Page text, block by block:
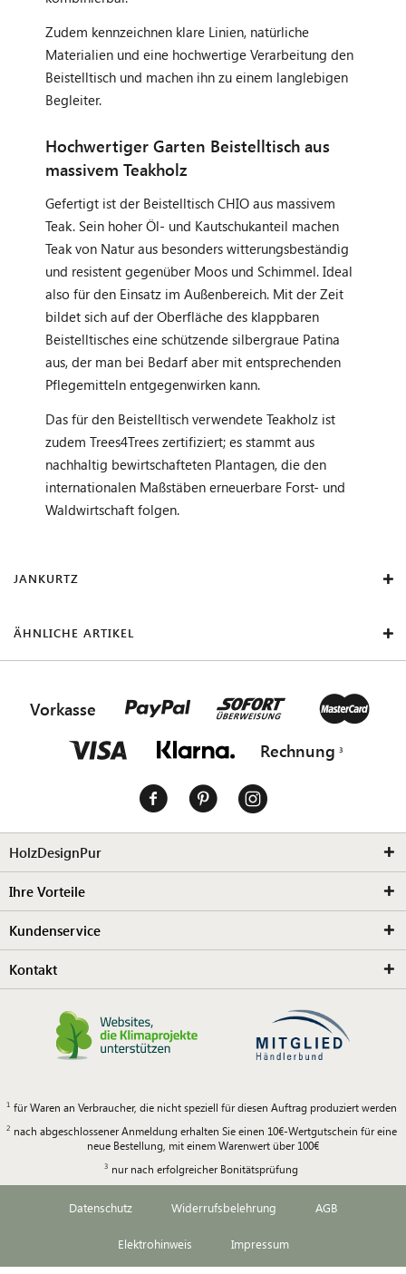
Zudem kennzeichnen klare Linien, natürliche
Materialien und eine hochwertige Verarbeitung den
Beistelltisch und machen ihn zu einem langlebigen
Begleiter.
Hochwertiger Garten Beistelltisch aus
massivem Teakholz
Gefertigt ist der Beistelltisch CHIO aus massivem
Teak. Sein hoher Öl- und Kautschukanteil machen
Teak von Natur aus besonders witterungsbeständig
und resistent gegenüber Moos und Schimmel. Ideal
also für den Einsatz im Außenbereich. Mit der Zeit
bildet sich auf der Oberfläche des klappbaren
Beistelltisches eine schützende silbergraue Patina
aus, der man bei Bedarf aber mit entsprechenden
Pflegemitteln entgegenwirken kann.
Das für den Beistelltisch verwendete Teakholz ist
zudem Trees4Trees zertifiziert; es stammt aus
nachhaltig bewirtschafteten Plantagen, die den
internationalen Maßstäben erneuerbare Forst- und
Waldwirtschaft folgen.
JANKURTZ
ÄHNLICHE ARTIKEL
Vorkasse
Rechnung
HolzDesignPur
Ihre Vorteile
Kundenservice
Kontakt
für Waren an Verbraucher, die nicht speziell für diesen Auftrag produziert werden
nach abgeschlossener Anmeldung erhalten Sie einen 10€-Wertgutschein für eine
neue Bestellung, mit einem Warenwert über 100€
nur nach erfolgreicher Bonitätsprüfung
Datenschutz Widerrufsbelehrung AGB
Elektrohinweis Impressum